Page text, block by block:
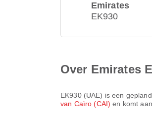
Emirates
EK930
Over Emirates
EK930(UAE) is een
van Caïro (CAI)en komt